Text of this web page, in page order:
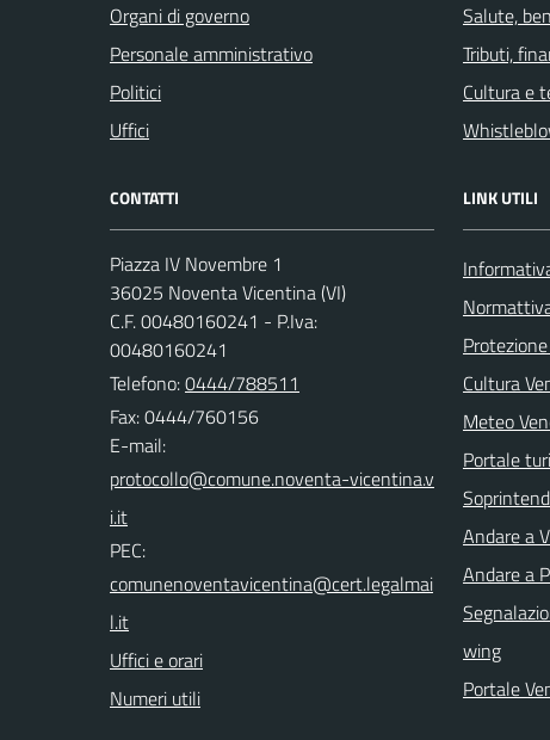
Organi di governo
Personale amministrativo
Politici
Uffici
Salute,
Tributi,
Cultura e
CONTATTI
Piazza IV Novembre 1
36025 Noventa Vicentina (VI)
C.F. 00480160241 - P.Iva:
00480160241
Telefono:0444/788511
Fax: 0444/760156
E-mail:
PEC:
Uffici e orari
Numeri utili
LINK UTILI
Cultura
Meteo
Portale
Andare a
Andare a
wing
Portale